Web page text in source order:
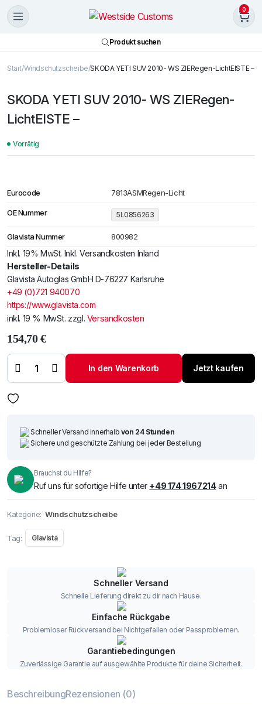
0
Produkt suchen
Start Windschutzscheibe SKODA YETI SUV 2010- WS ZIERegen-LichtEISTE –
SKODA YETI SUV 2010- WS ZIERegen-
LichtEISTE –
Vorrätig
Eurocode 7813ASMRegen-Licht
OE Nummer 5L0856263
Glavista Nummer 800982
Inkl. 19% MwSt. Inkl. Versandkosten Inland
Hersteller-Details
Glavista Autoglas GmbH D-76227 Karlsruhe
+49 (0)721 940070
https://www.glavista.com
inkl. 19 % MwSt. zzgl. Versandkosten
154,70€
SKODA
YETI SUV
2010- WS
ZIERegen-
LichtEISTE
In den Warenkorb Jetzt kaufen
Schneller Versand innerhalb von 24 Stunden
Sichere und geschützte Zahlung bei jeder Bestellung
Brauchst du Hilfe?
Ruf uns für sofortige Hilfe unter +49 174 1967214an
Kategorie: Windschutzscheibe
Tag: Glavista
Schneller Versand
Schnelle Lieferung direkt zu dir nach Hause.
Einfache Rückgabe
Problemloser Rückversand bei Nichtgefallen oder Passproblemen.
Garantiebedingungen
Zuverlässige Garantie auf ausgewählte Produkte für deine Sicherheit.
BeschreibungRezensionen (0)